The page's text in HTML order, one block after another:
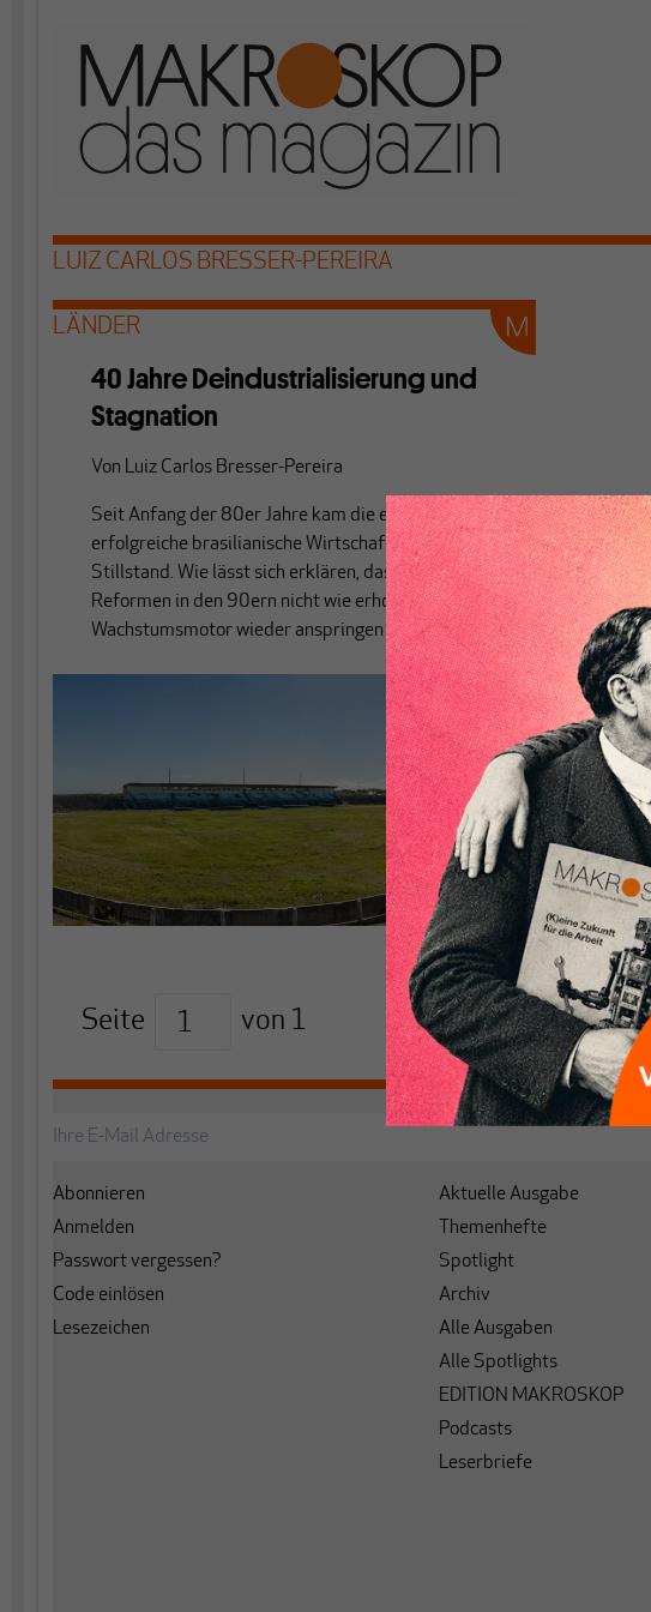
LUIZ CARLOS BRESSER-PEREIRA
LÄNDER
40 Jahre Deindustrialisierung und
Stagnation
Von Luiz Carlos Bresser-Pereira
Seit Anfang der 80er Jahre kam die einst
erfolgreiche brasilianische Wirtschaft quasi zum
Stillstand. Wie lässt sich erklären, dass die
Reformen in den 90ern nicht wie erhofft, den
Wachstumsmotor wieder anspringen ließ?
Seite von 1
Abonnieren
Anmelden
Passwort vergessen?
Code einlösen
Lesezeichen
Aktuelle Ausgabe
Themenhefte
Spotlight
Archiv
Alle Ausgaben
Alle Spotlights
EDITION MAKROSKOP
Podcasts
Leserbriefe